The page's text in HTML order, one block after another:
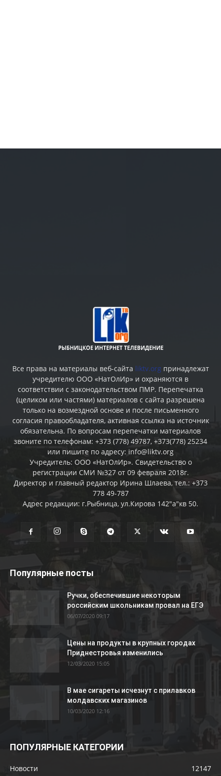
Все права на материалы веб-сайта liktv.org принадлежат
учредителю ООО «НатОлИр» и охраняются в
соответствии с законодательством ПМР. Перепечатка
(целиком или частями) материалов c сайта разрешена
только на возмездной основе и после письменного
согласия правообладателя, активная ссылка на источник
обязательна. По вопросам перепечатки материалов
звоните по телефонам: +373 (778) 49787, +373(778) 25234
или пишите по адресу: info@liktv.org
Учредитель: ООО «НатОлИр». Свидетельство о
регистрации СМИ №327 от 09 февраля 2018г.
Директор и главный редактор Ирина Шлаева, тел.: +373
778 49-787
Адрес редакции: г.Рыбница, ул.Кирова 142"а"кв 50.
Популярные посты
Ручки, обеспечившие некоторым
российским школьникам провал на ЕГЭ
06/07/2020 09:17
Цены на продукты в крупных городах
Приднестровья изменились
12/03/2020 15:05
В мае сигареты исчезнут с прилавков
молдавских магазинов
10/03/2020 12:16
ПОПУЛЯРНЫЕ КАТЕГОРИИ
Новости 12147